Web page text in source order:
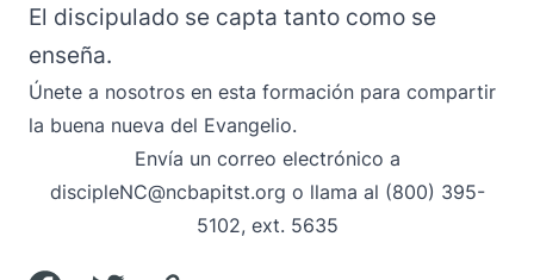
El discipulado se capta tanto como se
enseña.
Únete a nosotros en esta formación para compartir
la buena nueva del Evangelio.
Envía un correo electrónico a
discipleNC@ncbapitst.org o llama al (800) 395-
5102, ext. 5635